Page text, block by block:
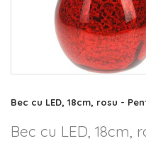
Skip
the
beginning
Bec cu LED, 18cm, rosu -
Bec cu LED, 18cm,